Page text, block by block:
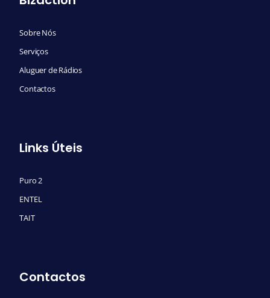
Sobre Nós
Serviços
Aluguer de Rádios
Contactos
Links Úteis
Puro 2
ENTEL
TAIT
Contactos